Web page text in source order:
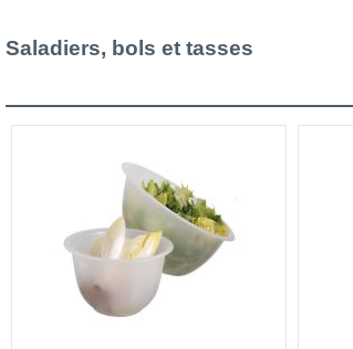
Saladiers, bols et tasses